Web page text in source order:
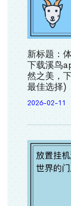
新标题：
下载溪鸟
然之美，
最佳选择)
2026-02-11